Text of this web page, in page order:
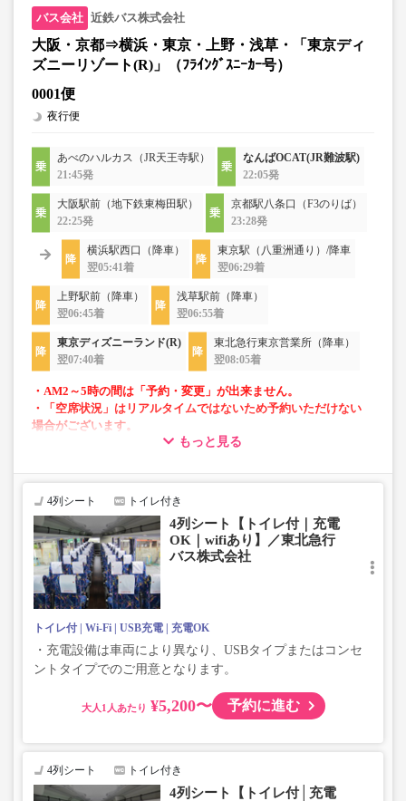
近鉄バス株式会社
大阪・京都⇒横浜・東京・上野・浅草・「東京ディ
ズニーリゾート(R)」（ﾌﾗｲﾝｸﾞｽﾆｰｶｰ号）
0001便
夜行便
あべのハルカス（JR天王寺駅）
21:45発
なんばOCAT(JR難波駅)
22:05発
大阪駅前（地下鉄東梅田駅）
22:25発
京都駅八条口（F3のりば）
23:28発
横浜駅西口（降車）
翌05:41着
東京駅（八重洲通り）/降車
翌06:29着
上野駅前（降車）
翌06:45着
浅草駅前（降車）
翌06:55着
東京ディズニーランド(R)
翌07:40着
東北急行東京営業所（降車）
翌08:05着
・AM2～5時の間は「予約・変更」が出来ません。
・「空席状況」はリアルタイムではないため予約いただけない
場合がございます。
・車両は予告なく変更となる場合がございます。これに伴い、
じめご了承ください。
もっと見る
4列シート トイレ付き
4列シート【トイレ付｜充電
OK｜wifiあり】／東北急行
バス株式会社
トイレ付 Wi-Fi USB充電 充電OK
・充電設備は車両により異なり、USBタイプまたはコンセ
ントタイプでのご用意となります。
大人 ¥5,200〜 予約に進む
4列シート トイレ付き
4列シート【トイレ付│充電